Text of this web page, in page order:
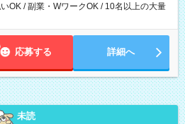
OK / 副業・WワークOK / 10名以上の大量
応募する 詳細へ
未読